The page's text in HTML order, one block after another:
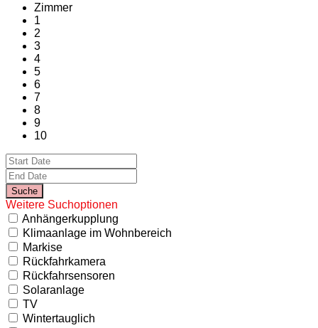
Zimmer
1
2
3
4
5
6
7
8
9
10
Weitere Suchoptionen
Anhängerkupplung
Klimaanlage im Wohnbereich
Markise
Rückfahrkamera
Rückfahrsensoren
Solaranlage
TV
Wintertauglich